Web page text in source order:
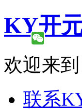
KY开
欢迎来
联系